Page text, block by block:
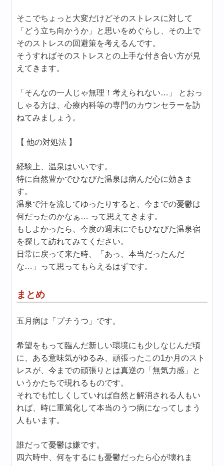
そこでちょっと大変だけどそのストレスに対して
「どう立ち向かうか」と思いをめぐらし、その上で
そのストレスの回避策を考えるんです。
そうすればそのストレスとの上手な付き合い方が見
えてきます。
「そんなの一人じゃ無理！考えられない…」 とおっ
しゃる方は、心療内科等の専門のカウンセラーを訪
ねてみましょう。
【 他の対処法 】
経験上、温泉はいいです。
特に自然豊かでひなびた温泉は病んだ心に効きま
す。
温泉で汗を流してゆったりすると、今までの憂鬱は
何だったのかなぁ… って思えてきます。
もしよかったら、今度の週末にでもひなびた温泉宿
を探して訪れてみてください。
日常に戻って来た時、「あっ、本当だったんだ
な…」って思ってもらえるはずです。
まとめ
五月病は「プチうつ」です。
希望をもって臨んだ新しい環境にも少しなじんだ頃
に、ある意味気がゆるみ、頑張ったこの1か月のスト
レスが、今までの頑張りとは真逆の「無気力感」と
いうかたちで現れるものです。
それでも忙しくしていれば自然と解消される人もい
れば、時に重篤化して本当のうつ病になってしまう
人もいます。
誰だって憂鬱は嫌です。
四六時中、何をするにも憂鬱だったら心が壊れま